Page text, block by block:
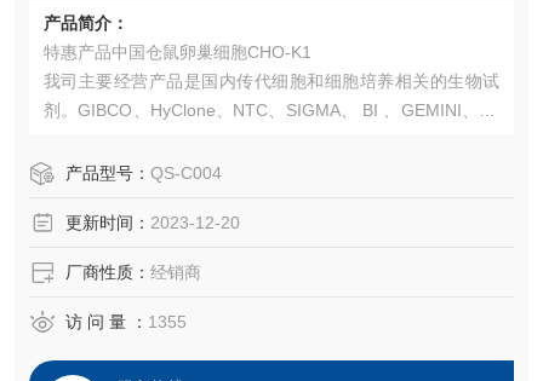
产品简介：
特惠产品中国仓鼠卵巢细胞CHO-K1
我司主要经营产品是国内传代细胞和细胞培养相关的生物试
剂。GIBCO、HyClone、NTC、SIGMA、 BI 、GEMINI、PA
酶、双抗、无血清冻存液、日本三菱产品、ELISA 试剂盒等
产品型号： QS-C004
更新时间： 2023-12-20
厂商性质： 经销商
访 问 量 ： 1355